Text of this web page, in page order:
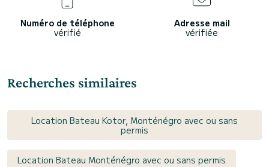
Numéro de téléphone
vérifié
Adresse mail
vérifiée
Recherches similaires
Location Bateau Kotor, Monténégro avec ou sans
permis
Location Bateau Monténégro avec ou sans permis